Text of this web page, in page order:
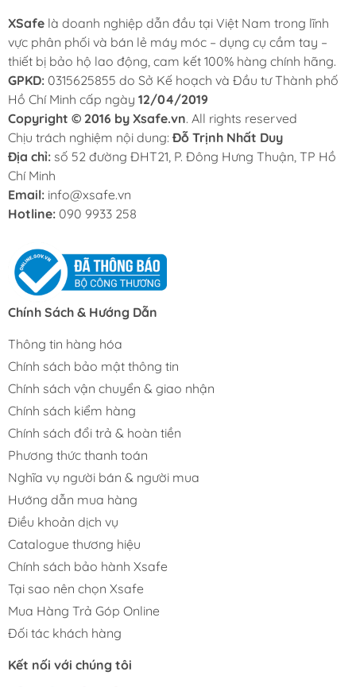
XSafe là doanh nghiệp dẫn đầu tại Việt Nam trong lĩnh
vực phân phối và bán lẻ máy móc – dụng cụ cầm tay –
thiết bị bảo hộ lao động, cam kết 100% hàng chính hãng.
GPKD: 0315625855 do Sở Kế hoạch và Đầu tư Thành phố
Hồ Chí Minh cấp ngày 12/04/2019
Copyright © 2016 by Xsafe.vn. All rights reserved
Chịu trách nghiệm nội dung: Đỗ Trịnh Nhất Duy
Địa chỉ: số 52 đường ĐHT21, P. Đông Hưng Thuận, TP Hồ
Chí Minh
Email: info@xsafe.vn
Hotline: 090 9933 258
Chính Sách & Hướng Dẫn
Thông tin hàng hóa
Chính sách bảo mật thông tin
Chính sách vận chuyển & giao nhận
Chính sách kiểm hàng
Chính sách đổi trả & hoàn tiền
Phương thức thanh toán
Nghĩa vụ người bán & người mua
Hướng dẫn mua hàng
Điều khoản dịch vụ
Catalogue thương hiệu
Chính sách bảo hành Xsafe
Tại sao nên chọn Xsafe
Mua Hàng Trả Góp Online
Đối tác khách hàng
Kết nối với chúng tôi